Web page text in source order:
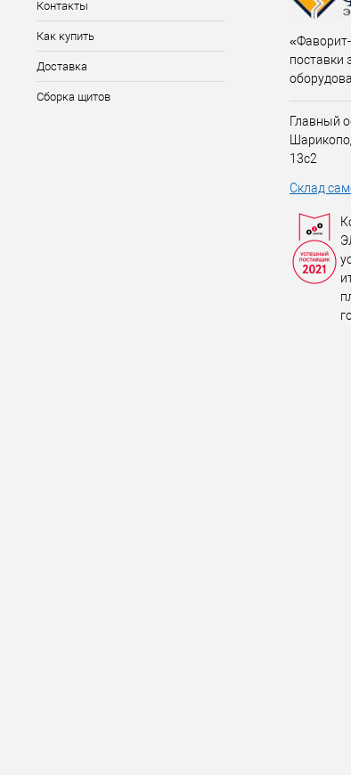
Контакты
Как купить
Доставка
Сборка щитов
поставки
Главный
13с2
Склад